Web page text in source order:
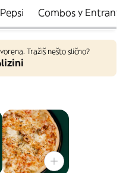
Combos y
Tražiš nešto slično?